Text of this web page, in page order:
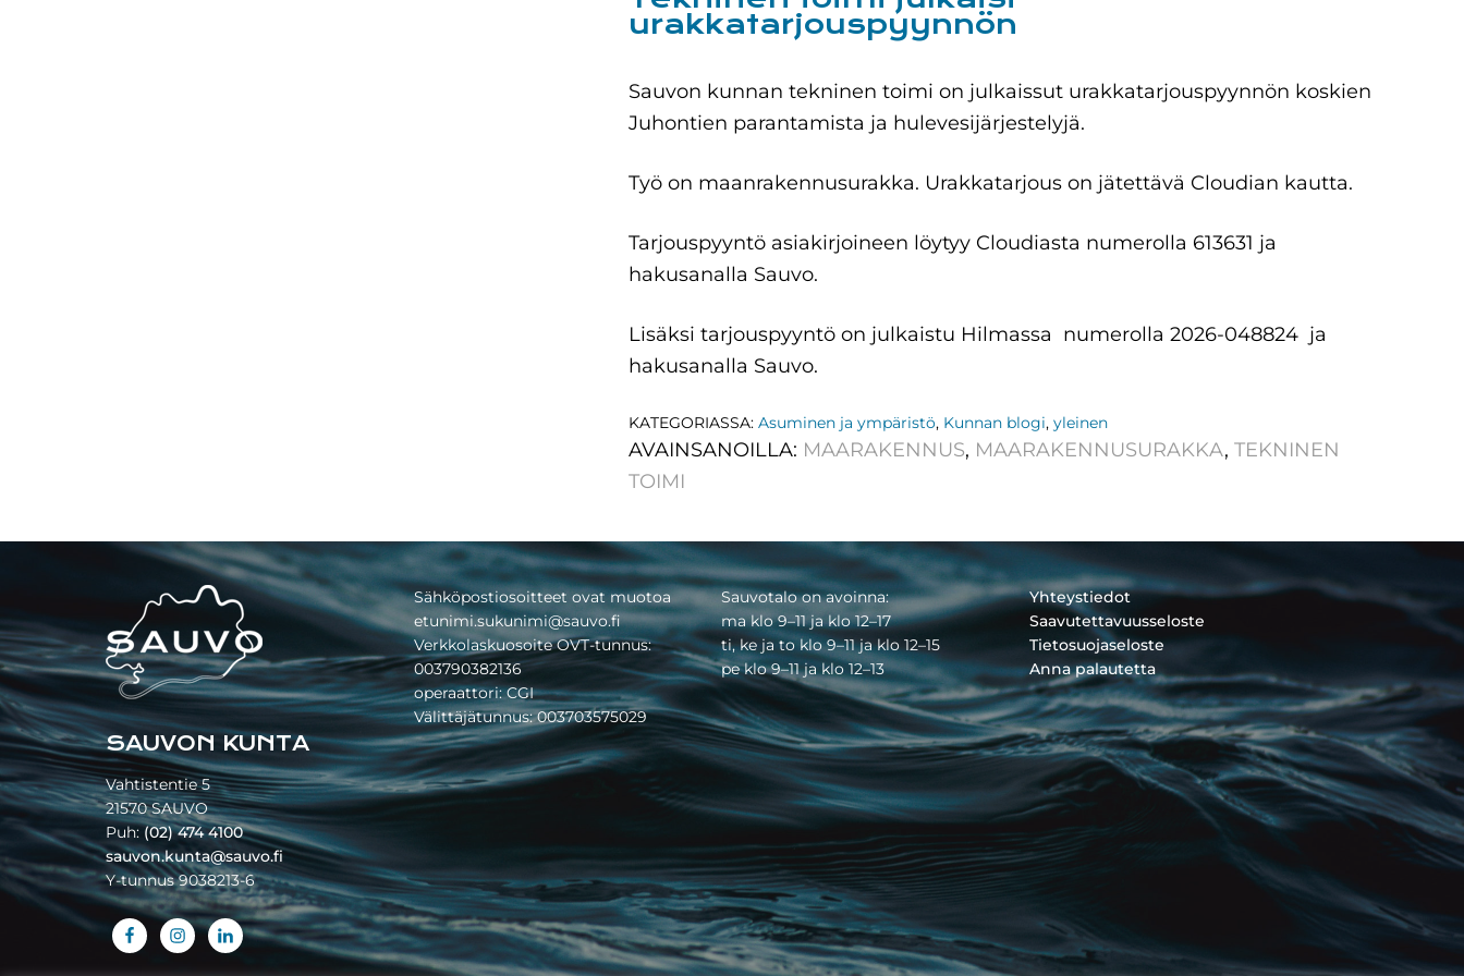
urakkatarjouspyynnön
Sauvon kunnan tekninen toimi on julkaissut urakkatarjouspyynnön koskien
Juhontien parantamista ja hulevesijärjestelyjä.
Työ on maanrakennusurakka. Urakkatarjous on jätettävä Cloudian kautta.
Tarjouspyyntö asiakirjoineen löytyy Cloudiasta numerolla 613631 ja
hakusanalla Sauvo.
Lisäksi tarjouspyyntö on julkaistu Hilmassa numerolla 2026-048824 ja
hakusanalla Sauvo.
KATEGORIASSA: Asuminen ja ympäristö, Kunnan blogi, yleinen
AVAINSANOILLA: MAARAKENNUS, MAARAKENNUSURAKKA, TEKNINEN
TOIMI
SAUVON KUNTA
Vahtistentie 5
21570 SAUVO
Puh:(02) 474 4100
sauvon.kunta@sauvo.fi
Y-tunnus 9038213-6
Sähköpostiosoitteet ovat muotoa
etunimi.sukunimi@sauvo.fi
Verkkolaskuosoite OVT-tunnus:
003790382136
operaattori: CGI
Välittäjätunnus: 003703575029
Sauvotalo on avoinna:
ma klo 9–11 ja klo 12–17
ti, ke ja to klo 9–11 ja klo 12–15
pe klo 9–11 ja klo 12–13
Yhteystiedot
Saavutettavuusseloste
Tietosuojaseloste
Anna palautetta